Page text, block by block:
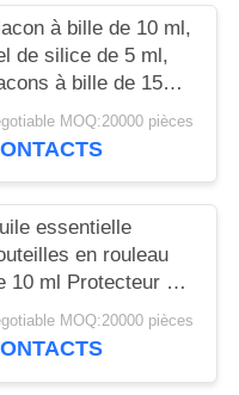
à bille de 10 ml,
de silice de 5 ml,
à bille de 15
portable, monté sur
flacon à bille
flacon
MOQ:20000 pièces
essentielle
en rouleau
10 ml Protecteur à
en silicone
Pour les
MOQ:20000 pièces